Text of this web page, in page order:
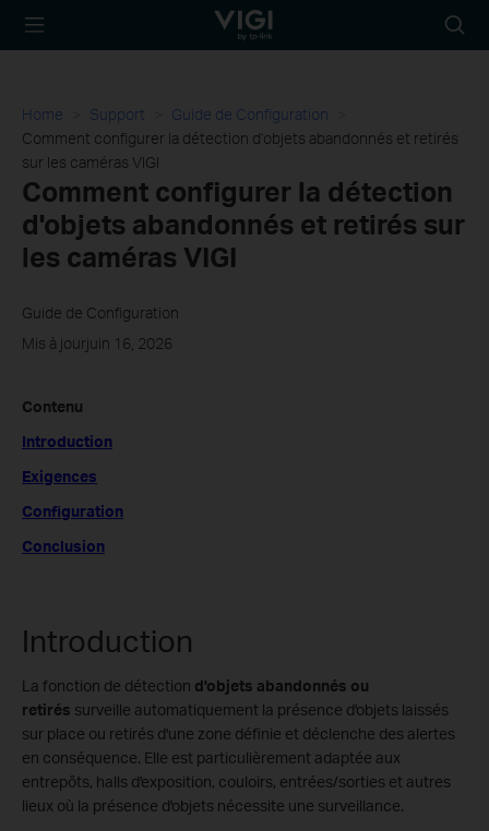
TP-Link, Reliably
icon
Home Support
Guide de Configuration
Comment configurer la détection d'objets abandonnés et retirés
sur les caméras VIGI
Comment configurer la détection
d'objets abandonnés et retirés sur
les caméras VIGI
Guide de Configuration
Mis à jourjuin 16, 2026
Contenu
Introduction
Exigences
Configuration
Conclusion
Introduction
La fonction de détection d'objets abandonnés ou
retirés surveille automatiquement la présence d'objets laissés
sur place ou retirés d'une zone définie et déclenche des alertes
en conséquence. Elle est particulièrement adaptée aux
entrepôts, halls d'exposition, couloirs, entrées/sorties et autres
lieux où la présence d'objets nécessite une surveillance.